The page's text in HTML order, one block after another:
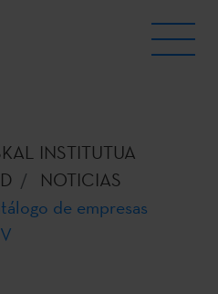
INSTITUTUA
NOTICIAS
de empresas